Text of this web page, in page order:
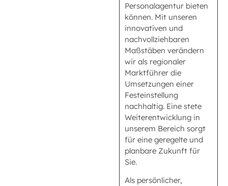
Personalagentur bieten
können. Mit unseren
innovativen und
nachvollziehbaren
Maßstäben verändern
wir als regionaler
Marktführer die
Umsetzungen einer
Festeinstellung
nachhaltig. Eine stete
Weiterentwicklung in
unserem Bereich sorgt
für eine geregelte und
planbare Zukunft für
Sie.
Als persönlicher,